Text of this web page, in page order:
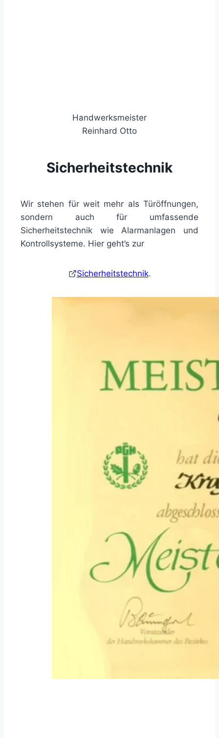
Handwerksmeister
Reinhard Otto
Sicherheitstechnik
Wir stehen für weit mehr als Türöffnungen,
sondern auch für umfassende
Sicherheitstechnik wie Alarmanlagen und
Kontrollsysteme. Hier geht’s zur
Sicherheitstechnik.